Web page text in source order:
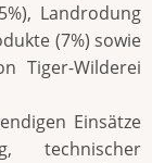
Landrodung
(7%) sowie
Tiger-Wilderei
Einsätze
technischer